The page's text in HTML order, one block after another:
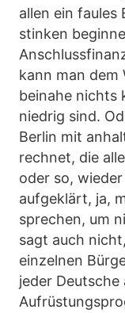
allen ein faules
stinken
kann man dem
beinahe nichts
niedrig sind.
Berlin mit
rechnet, die
oder so,
aufgeklärt, ja,
sprechen, um
sagt auch
einzelnen
jeder Deutsche